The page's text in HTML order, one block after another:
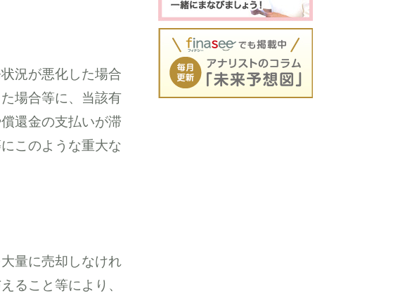
況が悪化した場合
場合等に、当該有
還金の支払いが滞
このような重大な
量に売却しなけれ
ること等により、